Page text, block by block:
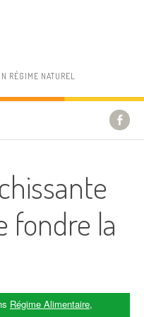
RÉGIME NATUREL
fondre la
Régime Alimentaire,